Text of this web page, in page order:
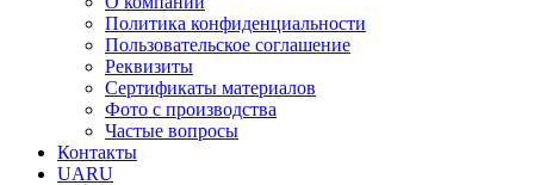
Политика конфиденциальности
Пользовательское соглашение
Реквизиты
Сертификаты материалов
Фото с производства
Частые вопросы
Контакты
UARU